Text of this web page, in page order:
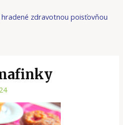
zdravotnou poisťovňou